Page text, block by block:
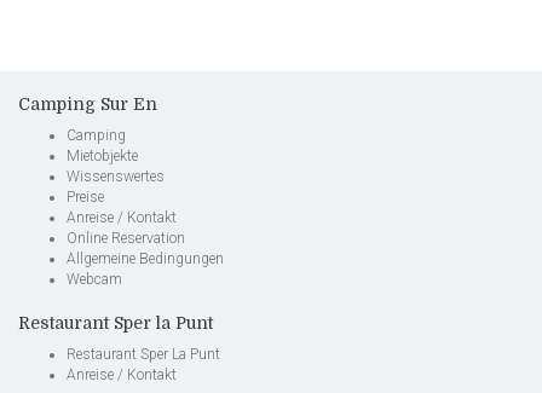
Camping Sur En
Camping
Mietobjekte
Wissenswertes
Preise
Anreise / Kontakt
Online Reservation
Allgemeine Bedingungen
Webcam
Restaurant Sper la Punt
Restaurant Sper La Punt
Anreise / Kontakt